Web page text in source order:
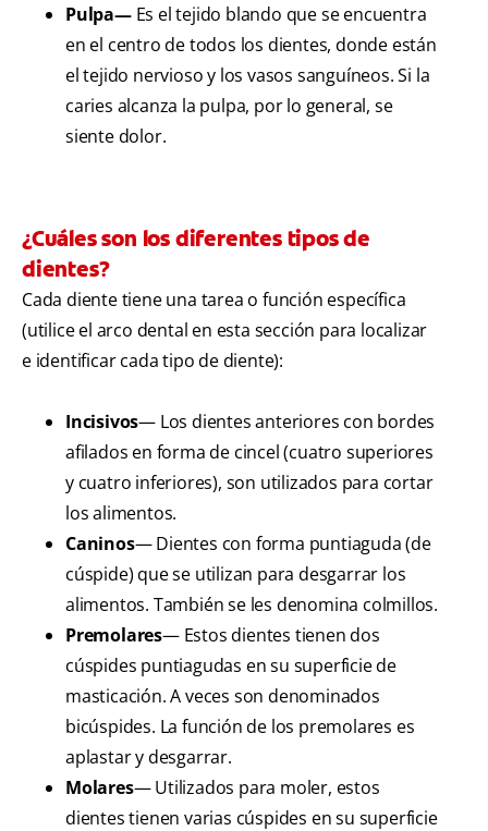
Pulpa— Es el tejido blando que se encuentra
en el centro de todos los dientes, donde están
el tejido nervioso y los vasos sanguíneos. Si la
caries alcanza la pulpa, por lo general, se
siente dolor.
¿Cuáles son los diferentes tipos de
dientes?
Cada diente tiene una tarea o función específica
(utilice el arco dental en esta sección para localizar
e identificar cada tipo de diente):
Incisivos— Los dientes anteriores con bordes
afilados en forma de cincel (cuatro superiores
y cuatro inferiores), son utilizados para cortar
los alimentos.
Caninos— Dientes con forma puntiaguda (de
cúspide) que se utilizan para desgarrar los
alimentos. También se les denomina colmillos.
Premolares— Estos dientes tienen dos
cúspides puntiagudas en su superficie de
masticación. A veces son denominados
bicúspides. La función de los premolares es
aplastar y desgarrar.
Molares— Utilizados para moler, estos
dientes tienen varias cúspides en su superficie